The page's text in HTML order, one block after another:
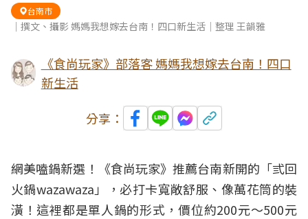
台南市
｜撰文、攝影 媽媽我想嫁去台南！四口新生活｜整理 王韻雅
《食尚玩家》部落客 媽媽我想嫁去台南！四口
新生活
分享：
網美嗑鍋新選！《食尚玩家》推薦台南新開的「弎回
火鍋wazawaza」，必打卡寬敞舒服、像萬花筒的裝
潢！這裡都是單人鍋的形式，價位約200元～500元